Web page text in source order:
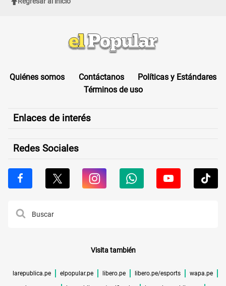
Quiénes somos Contáctanos
Políticas y Estándares
Términos de uso
Enlaces de interés
Redes Sociales
Visita también
larepublica.pe elpopular.pe libero.pe libero.pe/esports wapa.pe